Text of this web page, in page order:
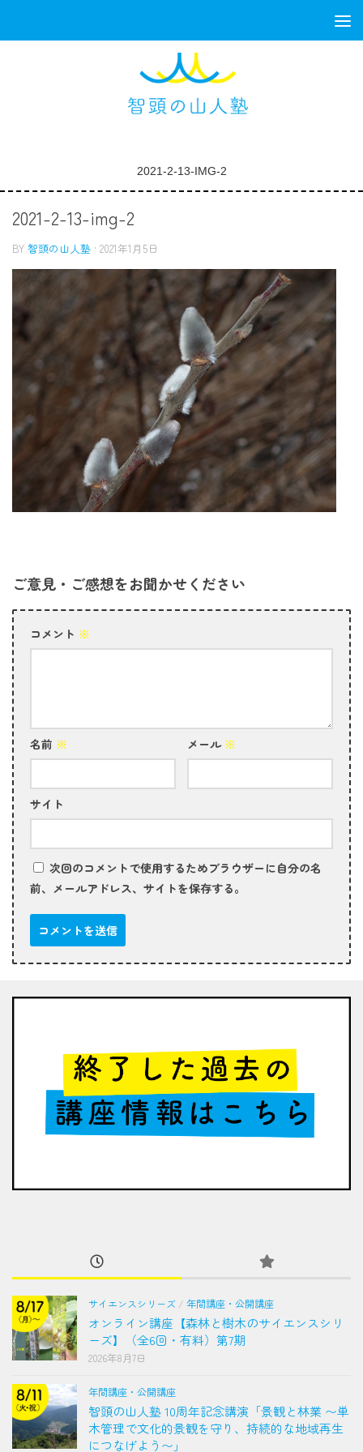
2021-2-13-IMG-2
2021-2-13-img-2
BY 智頭の山人塾 · 2021年1月5日
ご意見・ご感想をお聞かせください
コメント ※
名前 ※ メール ※
サイト
次回のコメントで使用するためブラウザーに自分の名
前、メールアドレス、サイトを保存する。
サイエンスシリーズ / 年間講座・公開講座
オンライン講座【森林と樹木のサイエンスシリ
ーズ】（全6回・有料）第7期
2026年8月7日
年間講座・公開講座
智頭の山人塾 10周年記念講演「景観と林業 〜単
木管理で文化的景観を守り、持続的な地域再生
につなげよう〜」